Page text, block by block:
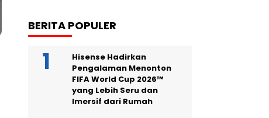
BERITA POPULER
Hisense Hadirkan
Pengalaman Menonton
FIFA World Cup 2026™
yang Lebih Seru dan
Imersif dari Rumah